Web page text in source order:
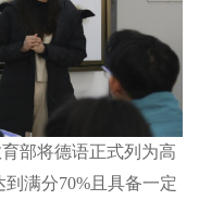
部将德语正式列为高
满分70%且具备一定